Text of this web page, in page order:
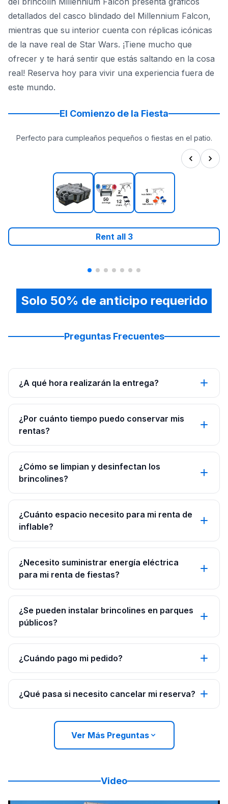
detallados del casco blindado del Millennium Falcon,
mientras que su interior cuenta con réplicas icónicas
de la nave real de Star Wars. ¡Tiene mucho que
ofrecer y te hará sentir que estás saltando en la cosa
real! Reserva hoy para vivir una experiencia fuera de
este mundo.
El Comienzo de la Fiesta
Perfecto para cumpleaños pequeños o fiestas en el patio.
Rent all 3
Solo 50% de anticipo requerido
Preguntas Frecuentes
¿A qué hora realizarán la entrega?
¿Por cuánto tiempo puedo conservar mis
rentas?
¿Cómo se limpian y desinfectan los
brincolines?
¿Cuánto espacio necesito para mi renta de
inflable?
¿Necesito suministrar energía eléctrica
para mi renta de fiestas?
¿Se pueden instalar brincolines en parques
públicos?
¿Cuándo pago mi pedido?
¿Qué pasa si necesito cancelar mi reserva?
Ver Más Preguntas
Video